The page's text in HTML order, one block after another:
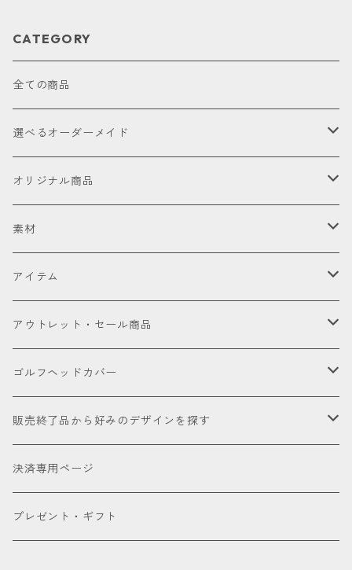
CATEGORY
全ての商品
選べるオーダーメイド
お試し
オリジナル商品
セット販売品
ドライバー
フェアウェイウッド
ユーティリティー
パター
素材
皮革（本革・合成）
国内製高級本革
海外製高級本革
国産織物
金華山（ジャガードパイル）
帆布
アイテム
ゴルフヘッドカバー
ドライバー
ミニドライバー
ゴルフクラブ
ウェッジ
パター
アクセサリー
パターカバーキャッチャー
ネームタグ
ケアグッズ
アウトレット・セール商品
アウトレット商品
セール品会場
ゴルフヘッドカバー
お試し
販売終了品から好みのデザインを探す
色で探す
ブラック
種類で探す
決済専用ページ
プレゼント・ギフト